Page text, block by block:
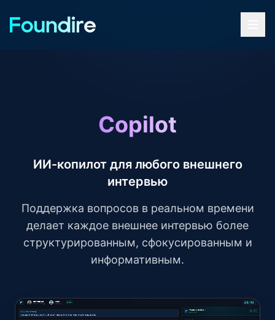
Copilot
ИИ-копилот для любого внешнего
интервью
Поддержка вопросов в реальном времени
делает каждое внешнее интервью более
структурированным, сфокусированным и
информативным.